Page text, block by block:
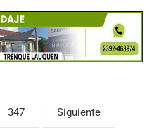
347 Siguiente